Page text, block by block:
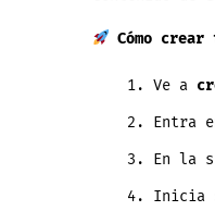
Cómo
Ve a
Entra
En la
Inicia